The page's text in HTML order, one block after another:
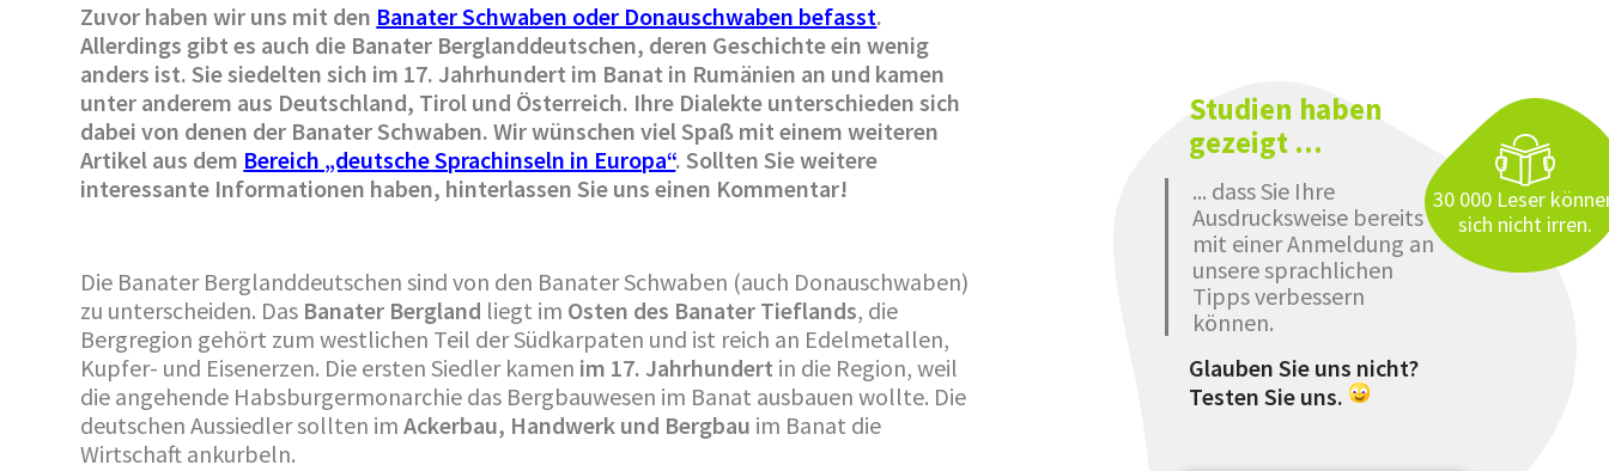
Zuvor haben wir uns mit den Banater Schwaben oder Donauschwaben befasst.
Allerdings gibt es auch die Banater Berglanddeutschen, deren Geschichte ein wenig
anders ist. Sie siedelten sich im 17. Jahrhundert im Banat in Rumänien an und kamen
unter anderem aus Deutschland, Tirol und Österreich. Ihre Dialekte unterschieden sich
dabei von denen der Banater Schwaben. Wir wünschen viel Spaß mit einem weiteren
Artikel aus dem Bereich „deutsche Sprachinseln in Europa“. Sollten Sie weitere
interessante Informationen haben, hinterlassen Sie uns einen Kommentar!
Die Banater Berglanddeutschen sind von den Banater Schwaben (auch Donauschwaben)
zu unterscheiden. Das Banater Bergland liegt im Osten des Banater Tieflands, die
Bergregion gehört zum westlichen Teil der Südkarpaten und ist reich an Edelmetallen,
Kupfer- und Eisenerzen. Die ersten Siedler kamen im 17. Jahrhundert in die Region, weil
die angehende Habsburgermonarchie das Bergbauwesen im Banat ausbauen wollte. Die
deutschen Aussiedler sollten imAckerbau, Handwerk und Bergbau im Banat die
Wirtschaft ankurbeln.
Studien haben
gezeigt ...
... dass Sie Ihre
Ausdrucksweise bereits
mit einer Anmeldung an
unsere sprachlichen
Tipps verbessern
können.
Glauben Sie uns nicht?
Testen Sie uns.
30 000 Leser
sich nicht irren.